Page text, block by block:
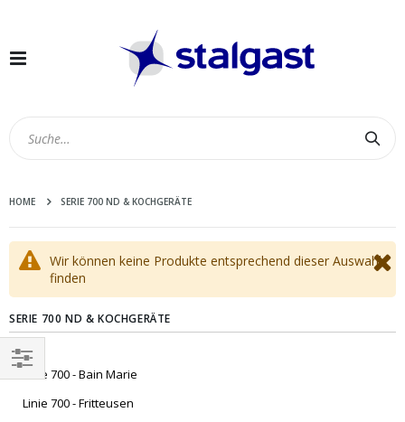
Navigation
HOME SERIE 700 ND & KOCHGERÄTE
Wir können keine Produkte entsprechend dieser Auswahl
finden
SERIE 700 ND & KOCHGERÄTE
Linie 700 - Bain Marie
Linie 700 - Fritteusen
EINKAUFEN
NACH